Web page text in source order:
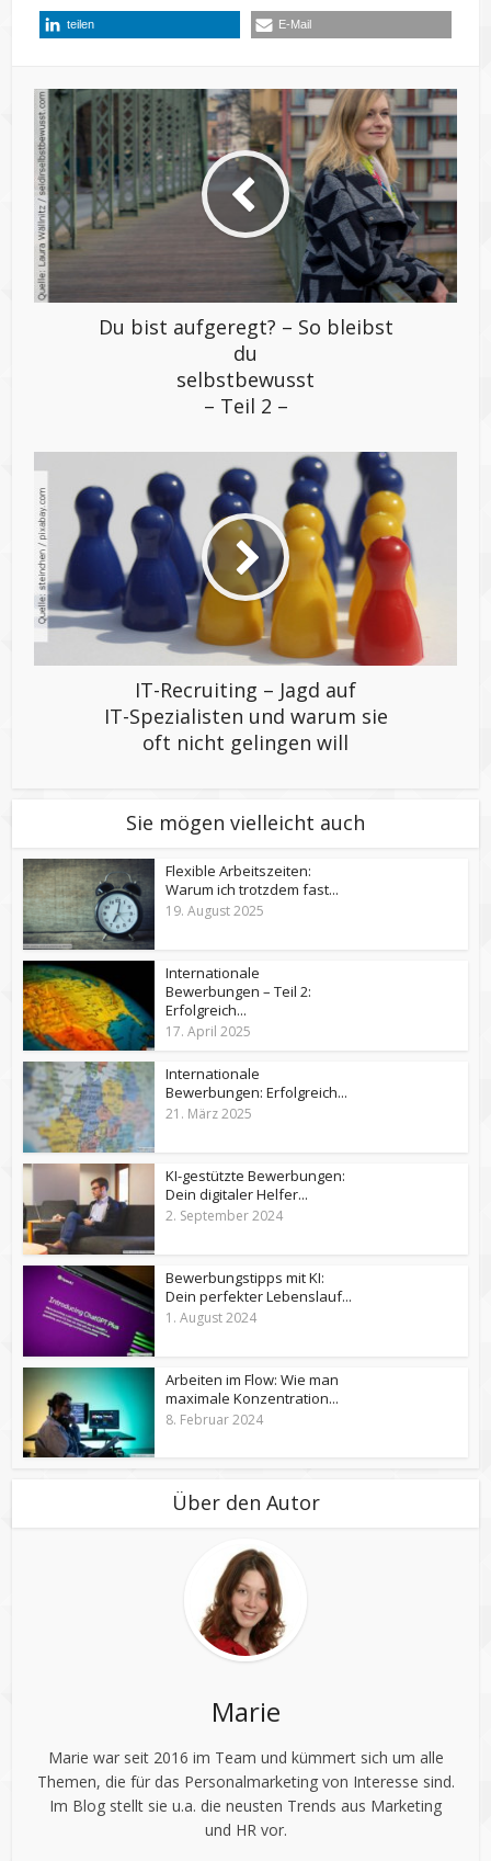
teilen E-Mail
Du bist aufgeregt? – So bleibst
du
selbstbewusst
– Teil 2 –
IT-Recruiting – Jagd auf
IT-Spezialisten und warum sie
oft nicht gelingen will
Sie mögen vielleicht auch
Flexible Arbeitszeiten:
Warum ich trotzdem fast...
19. August 2025
Internationale
Bewerbungen – Teil 2:
Erfolgreich...
17. April 2025
Internationale
Bewerbungen: Erfolgreich...
21. März 2025
KI-gestützte Bewerbungen:
Dein digitaler Helfer...
2. September 2024
Bewerbungstipps mit KI:
Dein perfekter Lebenslauf...
1. August 2024
Arbeiten im Flow: Wie man
maximale Konzentration...
8. Februar 2024
Über den Autor
Marie
Marie war seit 2016 im Team und kümmert sich um alle
Themen, die für das Personalmarketing von Interesse sind.
Im Blog stellt sie u.a. die neusten Trends aus Marketing
und HR vor.